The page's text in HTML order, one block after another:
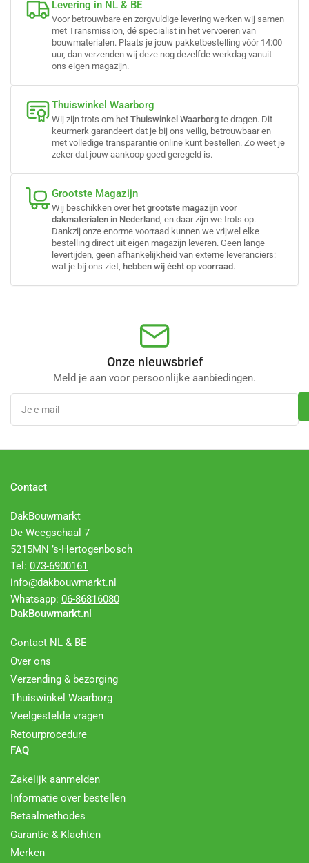
Levering in NL & BE
Voor betrouwbare en zorgvuldige levering werken wij samen
met Transmission, dé specialist in het vervoeren van
bouwmaterialen. Plaats je jouw pakketbestelling vóór 14:00
uur, dan verzenden wij deze nog dezelfde werkdag vanuit
ons eigen magazijn.
Thuiswinkel Waarborg
Wij zijn trots om het Thuiswinkel Waarborg te dragen. Dit
keurmerk garandeert dat je bij ons veilig, betrouwbaar en
met volledige transparantie online kunt bestellen. Zo weet je
zeker dat jouw aankoop goed geregeld is.
Grootste Magazijn
Wij beschikken over het grootste magazijn voor
dakmaterialen in Nederland, en daar zijn we trots op.
Dankzij onze enorme voorraad kunnen we vrijwel elke
bestelling direct uit eigen magazijn leveren. Geen lange
levertijden, geen afhankelijkheid van externe leveranciers:
wat je bij ons ziet, hebben wij écht op voorraad .
Onze nieuwsbrief
Meld je aan voor persoonlijke aanbiedingen.
Je
mail
Contact
DakBouwmarkt
De Weegschaal 7
5215MN ’s-Hertogenbosch
Tel: 073-6900161
info@dakbouwmarkt.nl
Whatsapp: 06-86816080
DakBouwmarkt.nl
Contact NL & BE
Over ons
Verzending & bezorging
Thuiswinkel Waarborg
Veelgestelde vragen
Retourprocedure
FAQ
Zakelijk aanmelden
Informatie over bestellen
Betaalmethodes
Garantie & Klachten
Merken